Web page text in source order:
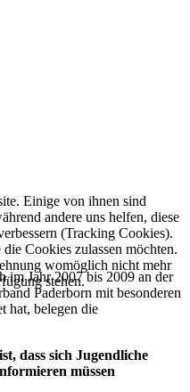
im Jahr 2007 bis 2009 an der
Paderborn mit besonderen
hat, belegen die
dass sich Jugendliche
müssen
Einige von ihnen sind
andere uns helfen, diese
(Tracking Cookies).
Cookies zulassen möchten.
womöglich nicht mehr
stehen.